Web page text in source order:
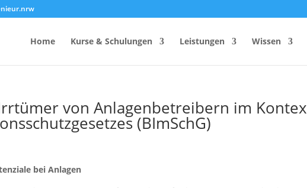
Home Kurse & Schulungen Leistungen Wissen
Brandschutzhelfer
eines Brandschutzkonzepts
Anzahl Sicherheitsbeauftragter
von Anlagenbetreibern im
(BImSchG)
bei Anlagen